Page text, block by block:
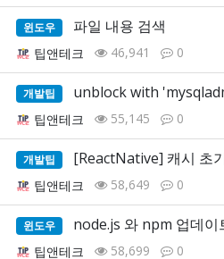
윈도우 파일 내용 검색
팁앤테크 46,941 0
개발팁 unblock with
팁앤테크 55,145 0
개발팁 [ReactNative] 캐시 초
팁앤테크 58,649 0
윈도우 node.js 와 npm 업데이
팁앤테크 58,699 0